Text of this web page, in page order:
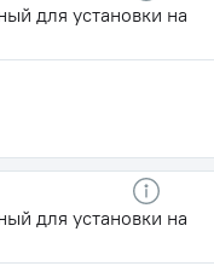
для установки на
для установки на